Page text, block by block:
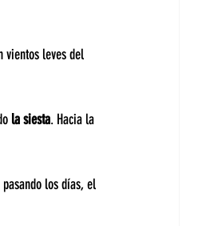
vientos leves del
la siesta. Hacia la
los días, el